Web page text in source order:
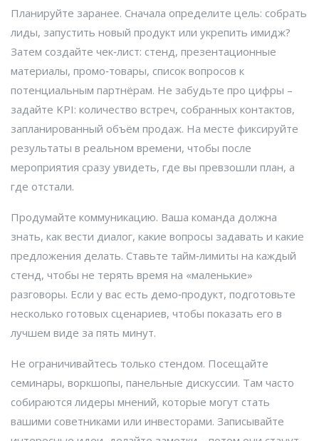
Планируйте заранее. Сначала определите цель: собрать
лиды, запустить новый продукт или укрепить имидж?
Затем создайте чек‑лист: стенд, презентационные
материалы, промо‑товары, список вопросов к
потенциальным партнёрам. Не забудьте про цифры –
задайте KPI: количество встреч, собранных контактов,
запланированный объём продаж. На месте фиксируйте
результаты в реальном времени, чтобы после
мероприятия сразу увидеть, где вы превзошли план, а
где отстали.
Продумайте коммуникацию. Ваша команда должна
знать, как вести диалог, какие вопросы задавать и какие
предложения делать. Ставьте тайм‑лимиты на каждый
стенд, чтобы не терять время на «маленькие»
разговоры. Если у вас есть демо‑продукт, подготовьте
несколько готовых сценариев, чтобы показать его в
лучшем виде за пять минут.
Не ограничивайтесь только стендом. Посещайте
семинары, воркшопы, панельные дискуссии. Там часто
собираются лидеры мнений, которые могут стать
вашими советниками или инвесторами. Записывайте